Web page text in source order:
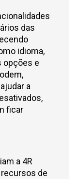
das
idioma,
opções e
a
ficar
a 4R
de